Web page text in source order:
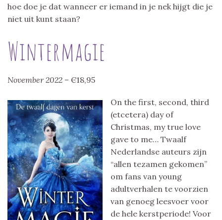
hoe doe je dat wanneer er iemand in je nek hijgt die je
niet uit kunt staan?
Wintermagie
November 2022 – Є18,95
On the first, second, third
(etcetera) day of
Christmas, my true love
gave to me… Twaalf
Nederlandse auteurs zijn
“allen tezamen gekomen”
om fans van young
adultverhalen te voorzien
van genoeg leesvoer voor
de hele kerstperiode! Voor